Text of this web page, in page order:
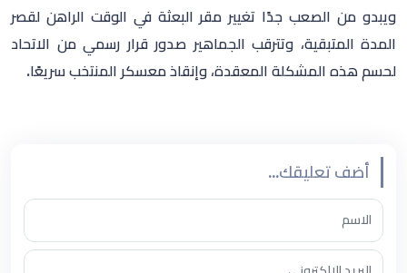
ويبدو من الصعب جدًا تغيير مقر البعثة في الوقت الراهن لقصر
المدة المتبقية، وتترقب الجماهير صدور قرار رسمي من الاتحاد
لحسم هذه المشكلة المعقدة، وإنقاذ معسكر المنتخب سريعًا.
أضف تعليقك...